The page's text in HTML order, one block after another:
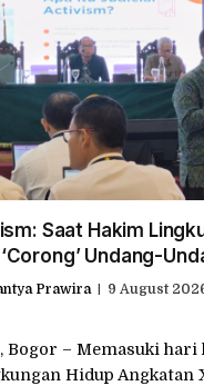
Saat Hakim
Undang-
Prawira
9 August
Bogor – Memasuki hari
Hidup Angkatan